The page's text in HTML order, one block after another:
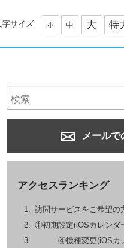
字サイズ 小 中 大 特
メールで
アクセスランキング
訪問サービスをご希望の
①初期設定(iOSカレンダ
④機種変更(iOSカレ